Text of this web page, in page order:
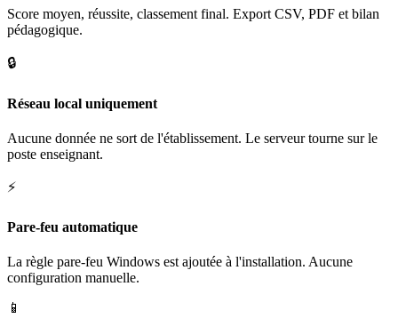
Score moyen, réussite, classement final. Export CSV, PDF et bilan
pédagogique.
🔒
Réseau local uniquement
Aucune donnée ne sort de l'établissement. Le serveur tourne sur le
poste enseignant.
⚡
Pare-feu automatique
La règle pare-feu Windows est ajoutée à l'installation. Aucune
configuration manuelle.
📱